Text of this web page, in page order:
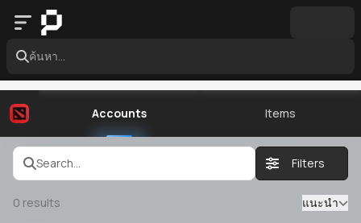
ค้นหา...
Accounts Items
Search... Filters
0 results แนะนำ